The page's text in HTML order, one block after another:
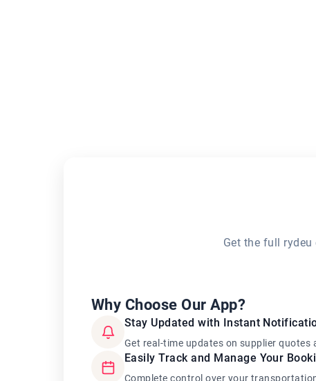
Get the full
Why Choose Our App?
Stay Updated with Instant
Get real-time updates on supplier
Easily Track and Manage Your
Complete control over your